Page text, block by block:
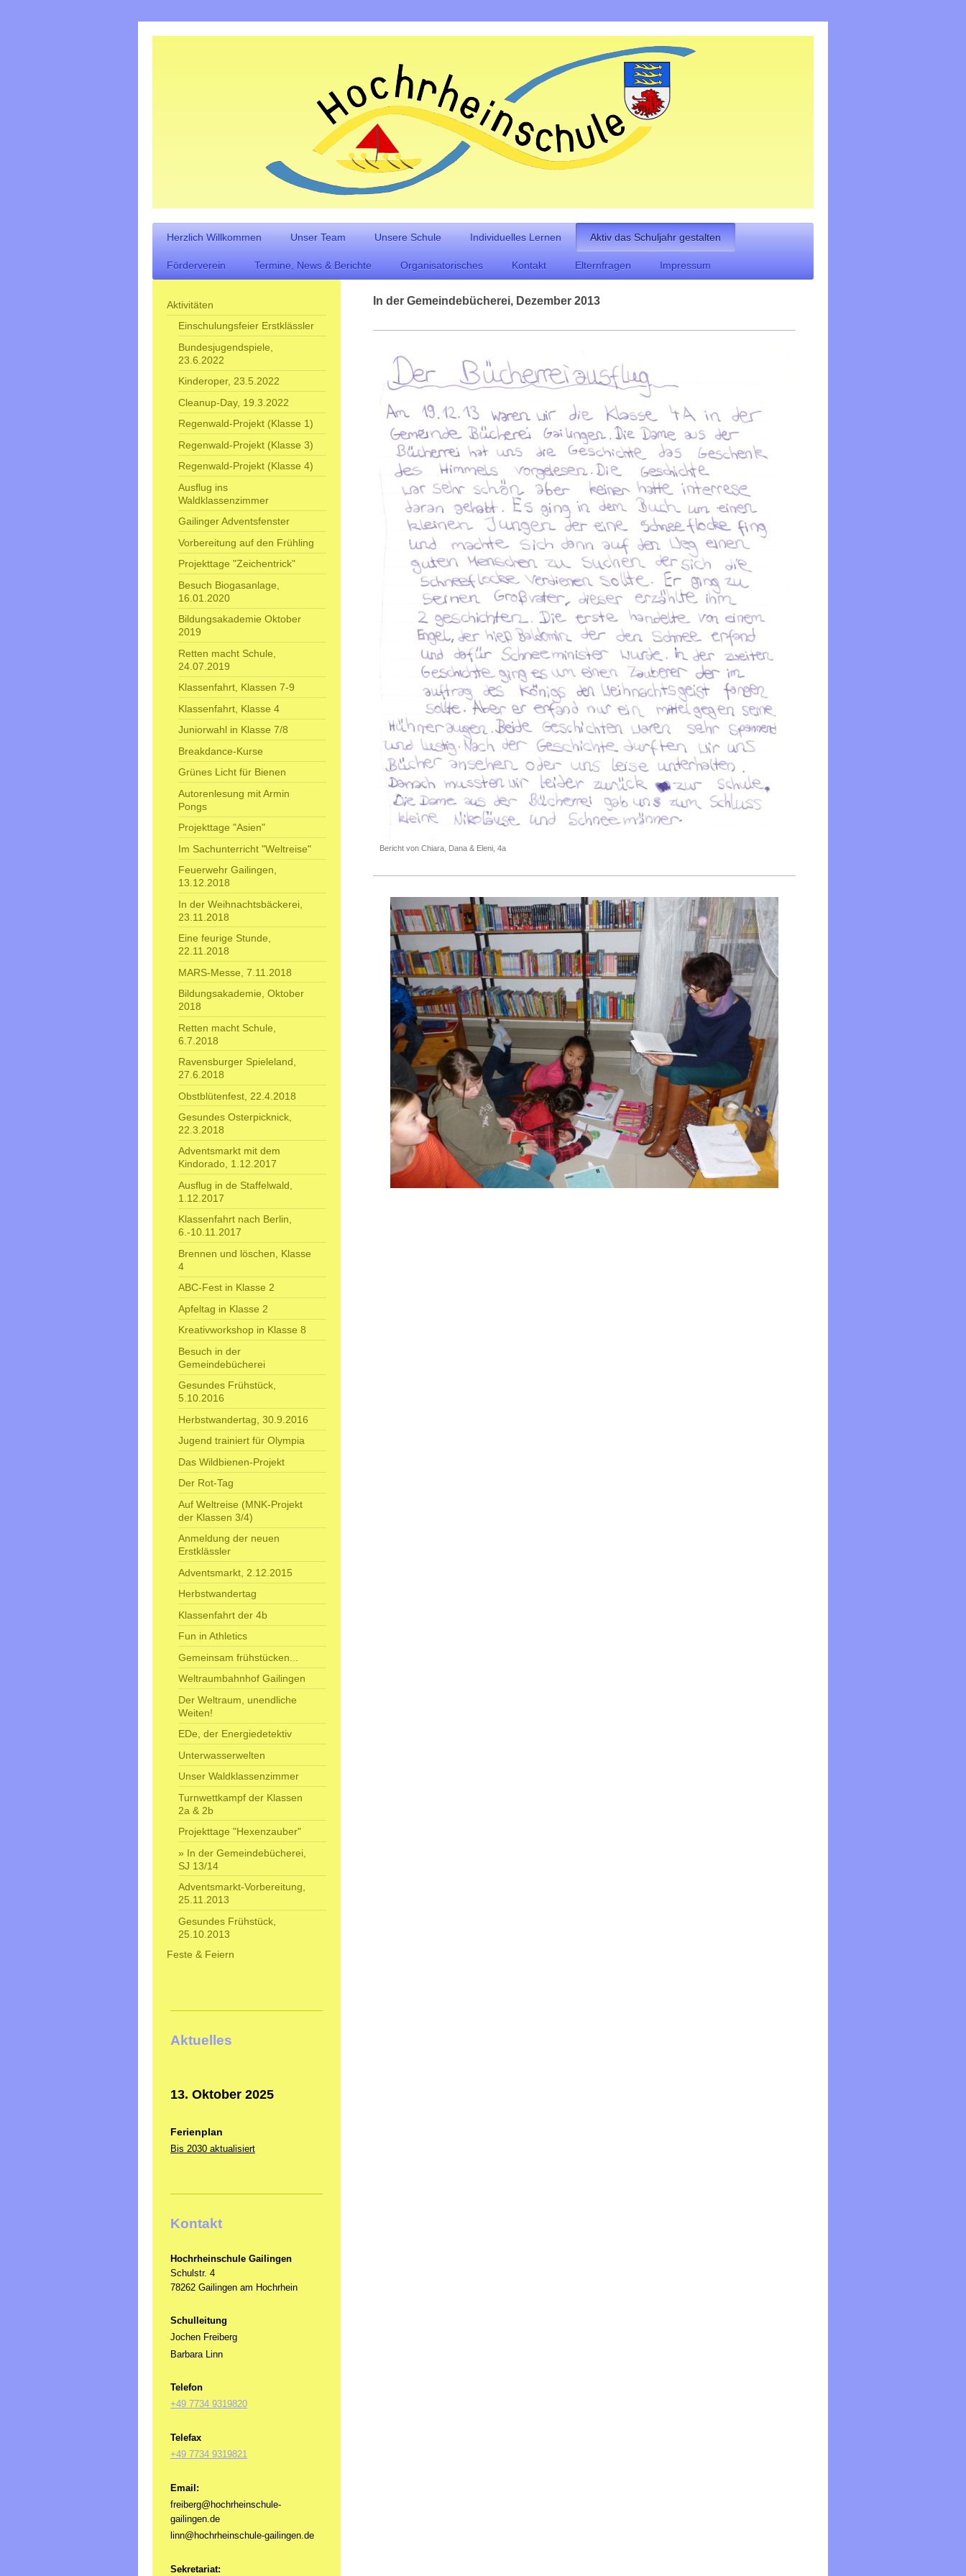
Herzlich Willkommen Unser Team Unsere Schule Individuelles Lernen Aktiv das Schuljahr gestalten
Förderverein Termine, News & Berichte Organisatorisches Kontakt Elternfragen Impressum
In der Gemeindebücherei, Dezember 2013
Bericht von Chiara, Dana & Eleni, 4a
Aktivitäten
Einschulungsfeier Erstklässler
Bundesjugendspiele,
23.6.2022
Kinderoper, 23.5.2022
Cleanup-Day, 19.3.2022
Regenwald-Projekt (Klasse 1)
Regenwald-Projekt (Klasse 3)
Regenwald-Projekt (Klasse 4)
Ausflug ins
Waldklassenzimmer
Gailinger Adventsfenster
Vorbereitung auf den Frühling
Projekttage "Zeichentrick"
Besuch Biogasanlage,
16.01.2020
Bildungsakademie Oktober
2019
Retten macht Schule,
24.07.2019
Klassenfahrt, Klassen 7-9
Klassenfahrt, Klasse 4
Juniorwahl in Klasse 7/8
Breakdance-Kurse
Grünes Licht für Bienen
Autorenlesung mit Armin
Pongs
Projekttage "Asien"
Im Sachunterricht "Weltreise"
Feuerwehr Gailingen,
13.12.2018
In der Weihnachtsbäckerei,
23.11.2018
Eine feurige Stunde,
22.11.2018
MARS-Messe, 7.11.2018
Bildungsakademie, Oktober
2018
Retten macht Schule,
6.7.2018
Ravensburger Spieleland,
27.6.2018
Obstblütenfest, 22.4.2018
Gesundes Osterpicknick,
22.3.2018
Adventsmarkt mit dem
Kindorado, 1.12.2017
Ausflug in de Staffelwald,
1.12.2017
Klassenfahrt nach Berlin,
6.-10.11.2017
Brennen und löschen, Klasse
4
ABC-Fest in Klasse 2
Apfeltag in Klasse 2
Kreativworkshop in Klasse 8
Besuch in der
Gemeindebücherei
Gesundes Frühstück,
5.10.2016
Herbstwandertag, 30.9.2016
Jugend trainiert für Olympia
Das Wildbienen-Projekt
Der Rot-Tag
Auf Weltreise (MNK-Projekt
der Klassen 3/4)
Anmeldung der neuen
Erstklässler
Adventsmarkt, 2.12.2015
Herbstwandertag
Klassenfahrt der 4b
Fun in Athletics
Gemeinsam frühstücken...
Weltraumbahnhof Gailingen
Der Weltraum, unendliche
Weiten!
EDe, der Energiedetektiv
Unterwasserwelten
Unser Waldklassenzimmer
Turnwettkampf der Klassen
2a & 2b
Projekttage "Hexenzauber"
In der Gemeindebücherei,
SJ 13/14
Adventsmarkt-Vorbereitung,
25.11.2013
Gesundes Frühstück,
25.10.2013
Feste & Feiern
Aktuelles
13. Oktober 2025
Ferienplan
Bis 2030 aktualisiert
Kontakt
Hochrheinschule Gailingen
Schulstr. 4
78262 Gailingen am Hochrhein
Schulleitung
Jochen Freiberg
Barbara Linn
Telefon
+49 7734 9319820
Telefax
+49 7734 9319821
Email:
freiberg@hochrheinschule-
gailingen.de
linn@hochrheinschule-gailingen.de
Sekretariat: